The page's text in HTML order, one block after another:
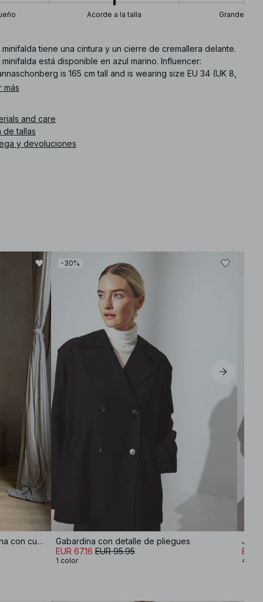
Acorde a la talla Grande
minifalda tiene una cintura y un cierre de cremallera delante.
minifalda está disponible en azul marino. Influencer:
is 165 cm tall and is wearing size EU 34 (UK 8,
x-small).
más
and care
de tallas
y devoluciones
Jersey de punto de mezcla de lana con cuello redondo
-30%
Gabardina con detalle de pliegues
EUR 67.16 EUR 95.95
1 color
EUR
4